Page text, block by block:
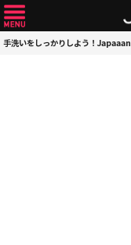
手洗いをしっかりしよう！Japaaan